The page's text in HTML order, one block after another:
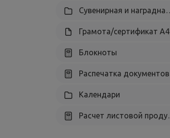
Сувенирная и наградная полиграфия
Грамота/сертификат А4
Блокноты
Распечатка документов
Календари
Расчет листовой продукции